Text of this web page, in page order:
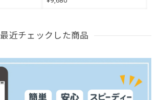
最近チェックした商品